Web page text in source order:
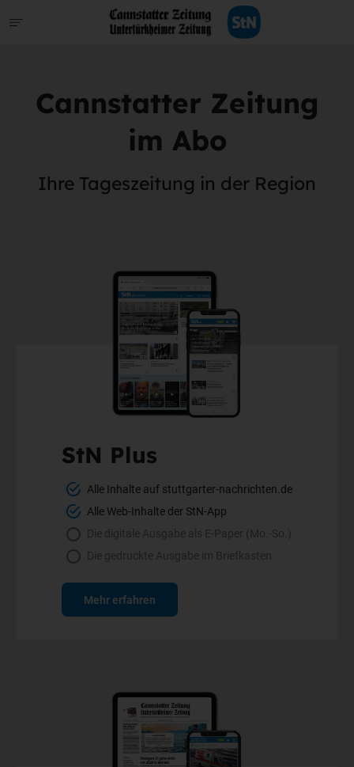
Cannstatter Zeitung
im Abo
Ihre Tageszeitung in der Region
StN Plus
Alle Inhalte auf stuttgarter-nachrichten.de
Alle Web-Inhalte der StN-App
Die digitale Ausgabe als E-Paper (Mo.-So.)
Die gedruckte Ausgabe im Briefkasten
Mehr erfahren